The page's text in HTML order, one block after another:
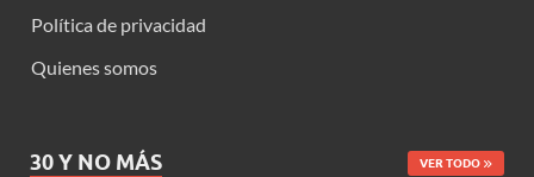
Política de privacidad
Quienes somos
30 Y NO MÁS VER TODO